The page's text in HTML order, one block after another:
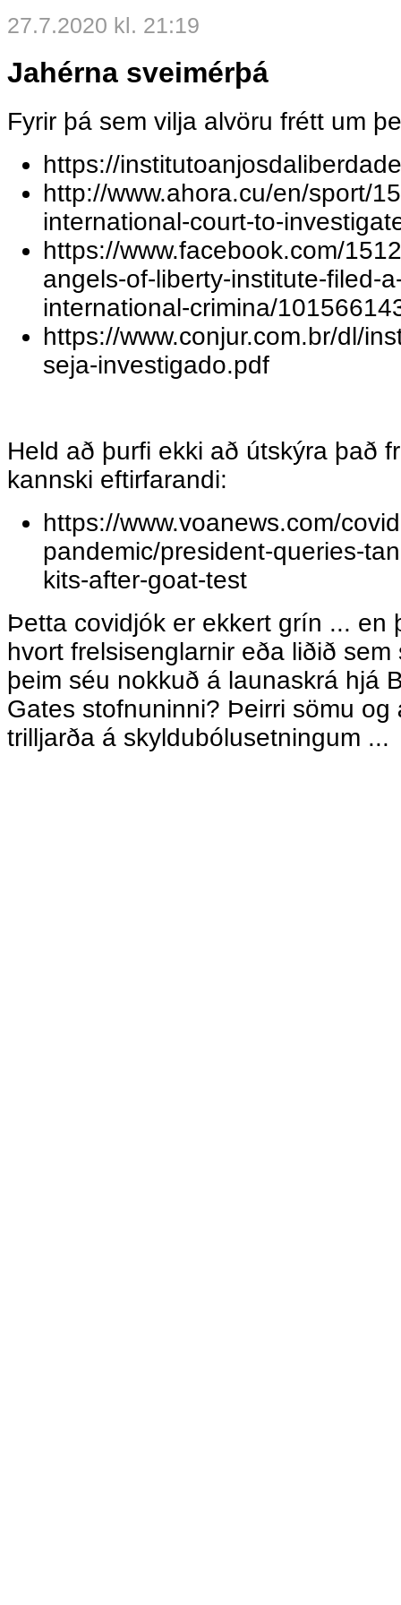
27.7.2020 kl. 21:19
Jahérna sveimérþá
Fyrir þá sem vilja alvöru frétt um
https://
http://www.ahora.cu/en/sport/
international-court-to-
https://www.facebook.com/
angels-of-liberty-institute-filed-
international-crimina/
https://www.conjur.com.br/dl/
seja-investigado.pdf
Held að þurfi ekki að útskýra það
kannski eftirfarandi:
https://www.voanews.com/
pandemic/president-queries-
kits-after-goat-test
Þetta covidjók er ekkert grín ... en
hvort frelsisenglarnir eða liðið
þeim séu nokkuð á launaskrá hjá
Gates stofnuninni? Þeirri sömu
trilljarða á skyldubólusetningum ...